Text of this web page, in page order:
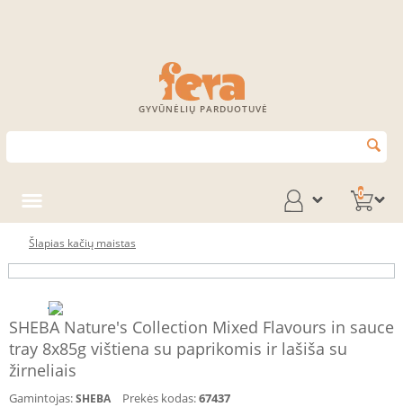
GYVŪNĖLIŲ PARDUOTUVĖ
0
Šlapias kačių maistas
SHEBA Nature's Collection Mixed Flavours in sauce
tray 8x85g vištiena su paprikomis ir lašiša su
žirneliais
Gamintojas:SHEBA Prekės kodas:67437